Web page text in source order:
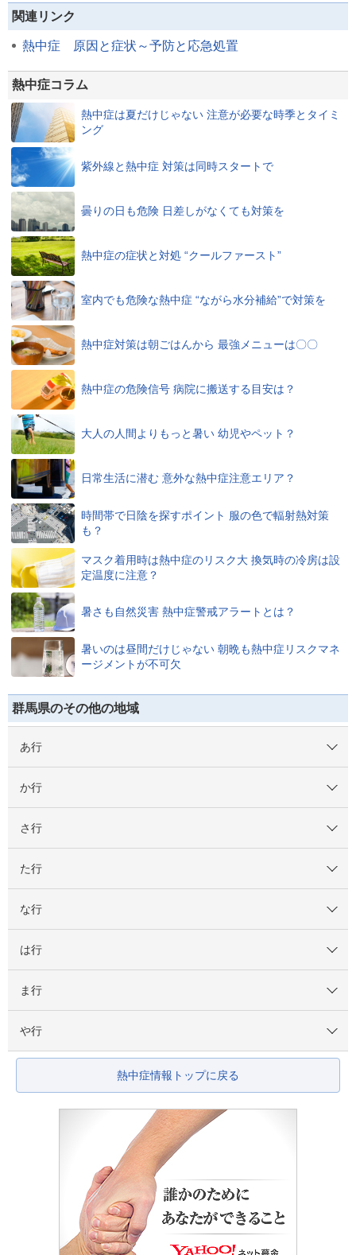
関連リンク
熱中症 原因と症状～予防と応急処置
熱中症コラム
熱中症は夏だけじゃない 注意が必要な時季とタイミ
ング
紫外線と熱中症 対策は同時スタートで
曇りの日も危険 日差しがなくても対策を
熱中症の症状と対処 “クールファースト”
室内でも危険な熱中症 “ながら水分補給”で対策を
熱中症対策は朝ごはんから 最強メニューは〇〇
熱中症の危険信号 病院に搬送する目安は？
大人の人間よりもっと暑い 幼児やペット？
日常生活に潜む 意外な熱中症注意エリア？
時間帯で日陰を探すポイント 服の色で輻射熱対策
も？
マスク着用時は熱中症のリスク大 換気時の冷房は設
定温度に注意？
暑さも自然災害 熱中症警戒アラートとは？
暑いのは昼間だけじゃない 朝晩も熱中症リスクマネ
ージメントが不可欠
群馬県のその他の地域
あ行
か行
さ行
た行
な行
は行
ま行
や行
熱中症情報トップに戻る